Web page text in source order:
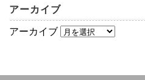
京都・大阪・兵庫・奈良を中
イクルショップ京都・出張買
けているので空いている時間
高まるでしょう。需要が高ま
ほかの時期よりも高く売れる
アーカイブ
アーカイブ